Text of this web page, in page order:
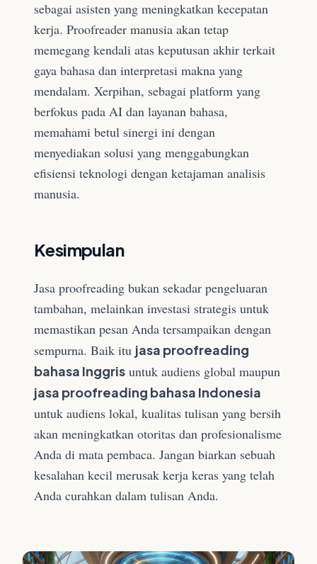
sebagai asisten yang meningkatkan kecepatan
kerja. Proofreader manusia akan tetap
memegang kendali atas keputusan akhir terkait
gaya bahasa dan interpretasi makna yang
mendalam. Xerpihan, sebagai platform yang
berfokus pada AI dan layanan bahasa,
memahami betul sinergi ini dengan
menyediakan solusi yang menggabungkan
efisiensi teknologi dengan ketajaman analisis
manusia.
Kesimpulan
Jasa proofreading bukan sekadar pengeluaran
tambahan, melainkan investasi strategis untuk
memastikan pesan Anda tersampaikan dengan
sempurna. Baik itu jasa proofreading
bahasa Inggris untuk audiens global maupun
jasa proofreading bahasa Indonesia
untuk audiens lokal, kualitas tulisan yang bersih
akan meningkatkan otoritas dan profesionalisme
Anda di mata pembaca. Jangan biarkan sebuah
kesalahan kecil merusak kerja keras yang telah
Anda curahkan dalam tulisan Anda.